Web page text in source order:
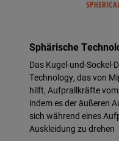
Sphärische
Das Kugel-und-Sockel-
Technology, das von
hilft, Aufprallkräfte
indem es der äußeren
sich während eines
Auskleidung zu drehen